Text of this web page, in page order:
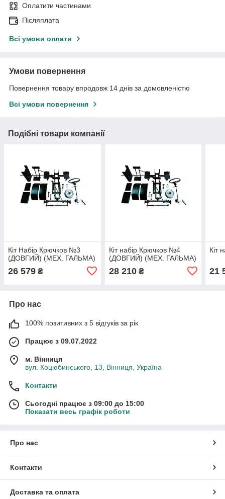
Оплатити частинами
Післяплата
Всі умови оплати
Умови повернення
Повернення товару впродовж 14 днів за домовленістю
Всі умови повернення
Подібні товари компанії
Кіт Набір Крючков №3
(ДОВГИЙ) (МЕХ. ГАЛЬМА)
26 579 ₴
Кіт набір Крючков №4
(ДОВГИЙ) (МЕХ. ГАЛЬМА)
28 210₴
Кіт
21
Про нас
100% позитивних з 5 відгуків за рік
Працює з 09.07.2022
м. Вінниця
вул. Коцюбинського, 13, Вінниця, Україна
Контакти
Сьогодні працює з 09:00 до 15:00
Показати весь графік роботи
Про нас
Контакти
Доставка та оплата